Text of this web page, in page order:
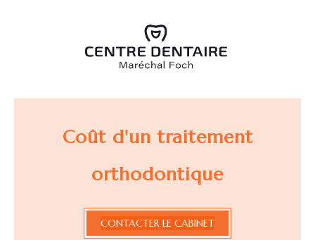
Coût d'un traitement
orthodontique
CONTACTER LE CABINET